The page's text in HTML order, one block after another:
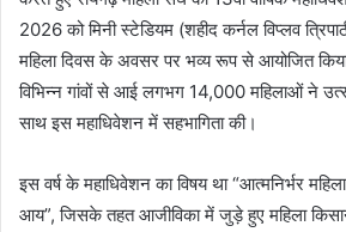
2026 को मिनी स्टेडियम (शहीद कर्नल विप्लव
महिला दिवस के अवसर पर भव्य रूप से आयोजित
विभिन्न गांवों से आई लगभग 14,000 महिलाओं ने
साथ इस महाधिवेशन में सहभागिता की।
इस वर्ष के महाधिवेशन का विषय था “आत्मनिर्भर
आय”, जिसके तहत आजीविका में जुड़े हुए महिला